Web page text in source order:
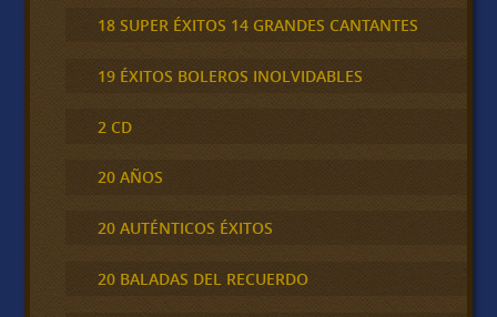
18 SUPER ÉXITOS 14 GRANDES CANTANTES
19 ÉXITOS BOLEROS INOLVIDABLES
2 CD
20 AÑOS
20 AUTÉNTICOS ÉXITOS
20 BALADAS DEL RECUERDO